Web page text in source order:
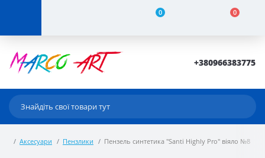
0 0
+380966383775
Аксесуари Пензлики Пензель синтетика "Santi Highly Pro" віяло №8